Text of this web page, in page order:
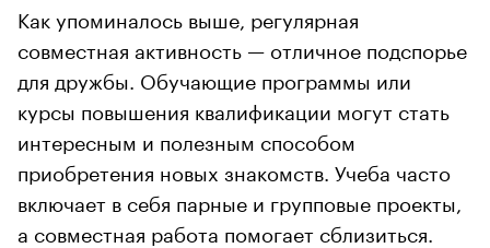
Как упоминалось выше, регулярная
совместная активность — отличное подспорье
для дружбы. Обучающие программы или
курсы повышения квалификации могут стать
интересным и полезным способом
приобретения новых знакомств. Учеба часто
включает в себя парные и групповые проекты,
а совместная работа помогает сблизиться.